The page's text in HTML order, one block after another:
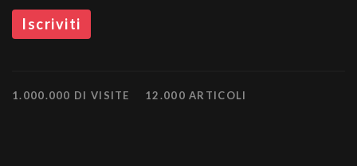
1.000.000 DI VISITE 12.000 ARTICOLI